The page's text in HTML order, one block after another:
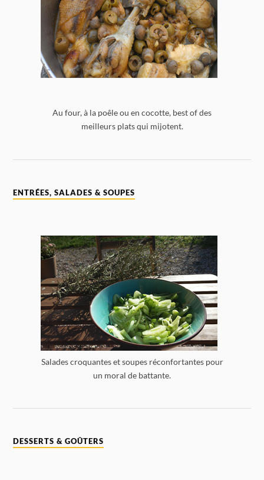
Au four, à la poêle ou en cocotte, best of des
meilleurs plats qui mijotent.
ENTRÉES, SALADES & SOUPES
Salades croquantes et soupes réconfortantes pour
un moral de battante.
DESSERTS & GOÛTERS